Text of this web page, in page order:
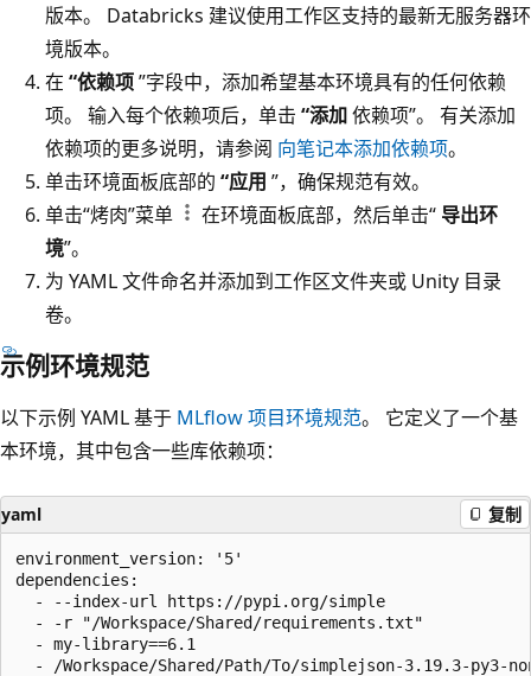
版本。 Databricks 建议使用工作区支持的最新无服务器环
境版本。
在 “依赖项”字段中，添加希望基本环境具有的任何依赖
项。 输入每个依赖项后，单击 “添加依赖项”。 有关添加
依赖项的更多说明，请参阅 向笔记本添加依赖项。
单击环境面板底部的 “应用 ”，确保规范有效。
单击“烤肉”菜单
在环境面板底部，然后单击“ 导出环
境”。
为 YAML 文件命名并添加到工作区文件夹或 Unity 目录
卷。
示例环境规范
以下示例 YAML 基于 MLflow 项目环境规范。 它定义了一个基
本环境，其中包含一些库依赖项：
yaml 复制
environment_version: '5'
dependencies:
  - --index-url https://pypi.org/simple
  - -r "/Workspace/Shared/requirements.txt"
  - my-library==6.1
- /Workspace/Shared/Path/To/simplejson-3.19.3-py3-